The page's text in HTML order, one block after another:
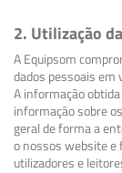
2. Utilização
A Equipsom
dados pessoais em
A informação
informação sobre
geral de forma a
o nossos website e
utilizadores e